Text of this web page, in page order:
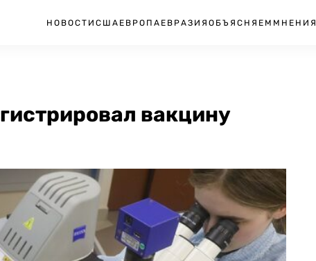
НОВОСТИ США ЕВРОПА ЕВРАЗИЯ ОБЪЯСНЯЕМ МНЕНИЯ
вакцину